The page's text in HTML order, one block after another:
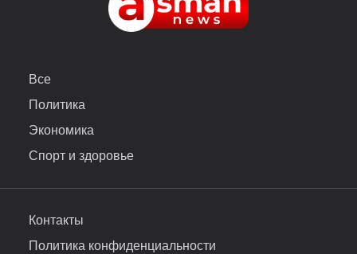
Все
Политика
Экономика
Спорт и здоровье
Контакты
Политика конфиденциальности